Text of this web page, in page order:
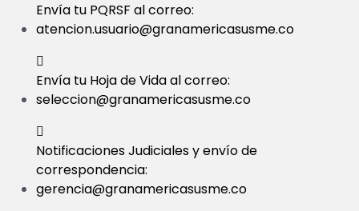
Envía tu PQRSF al correo:
atencion.usuario@granamericasusme.co
Envía tu Hoja de Vida al correo:
seleccion@granamericasusme.co
Notificaciones Judiciales y envío de
correspondencia:
gerencia@granamericasusme.co